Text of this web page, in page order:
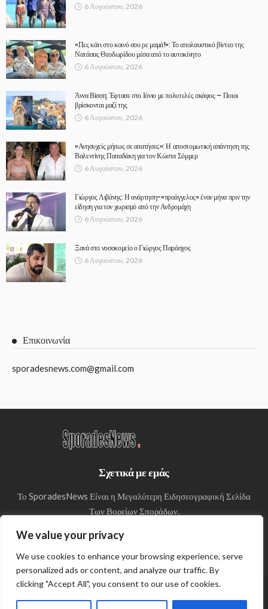
We value your privacy
We use cookies to enhance your browsing experience, serve
personalized ads or content, and analyze our traffic. By
clicking "Accept All", you consent to our use of cookies.
6 Αυγούστου, 2026
«Πες κάτι στο κοινό σου ρε μαμά!»: Το απολαυστικό βίντεο της
Νατάσας Θεοδωρίδου μέσα από το αυτοκίνητο
6 Αυγούστου, 2026
Άννα Βίσση: Έφτασε στο Ιόνιο με πολυτελές σκάφος – Ποιοι
βρίσκονται μαζί της
6 Αυγούστου, 2026
«Ανησυχείς μήπως σε απατήσει;»: Η αποστομωτική απάντηση της
Βαλεντίνης Παπαδάκη για τον Κώστα Σόμμερ
6 Αυγούστου, 2026
Γιώργος Λιβάνης: Η ανάρτηση-«προάγγελος» έναν μήνα πριν την
είδηση για τον χωρισμό από την Ανδρομάχη
6 Αυγούστου, 2026
Ξανά στο νοσοκομείο ο Γιώργος Παράσχος
6 Αυγούστου, 2026
Επικοινωνία
sporadesnews.com@gmail.com
Σχετικά με εμάς
Το SporadesNews Είναι η Μεγαλύτερη Ειδησεογραφική Σελίδα
Των Βορείων Σποράδων.
© Copyright 2024 SporadesNews